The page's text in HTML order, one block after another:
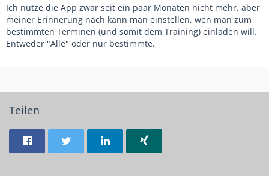
Ich nutze die App zwar seit ein paar Monaten nicht mehr, aber
meiner Erinnerung nach kann man einstellen, wen man zum
bestimmten Terminen (und somit dem Training) einladen will.
Entweder "Alle" oder nur bestimmte.
Teilen